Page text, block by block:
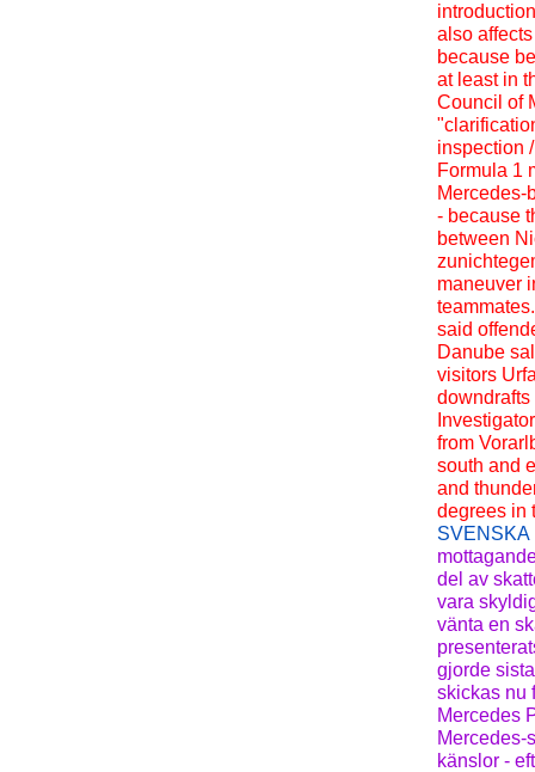
also
because
at least in
Council of
inspection
Formula 1
Mercedes-
- because
between
maneuver
said
Danube
visitors
from
south and
and
degrees in
SVENSKA
del av
vara
vänta en
gjorde
skickas nu
Mercedes
Mercedes-
känslor -